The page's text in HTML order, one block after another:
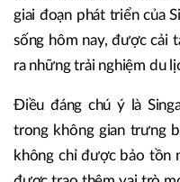
giai đoạn phát triển của
sống hôm nay, được cải
ra những trải nghiệm du
Điều đáng chú ý là
trong không gian trưng
không chỉ được bảo tồn